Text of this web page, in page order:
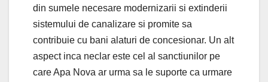
din sumele necesare modernizarii si extinderii
sistemului de canalizare si promite sa
contribuie cu bani alaturi de concesionar. Un alt
aspect inca neclar este cel al sanctiunilor pe
care Apa Nova ar urma sa le suporte ca urmare